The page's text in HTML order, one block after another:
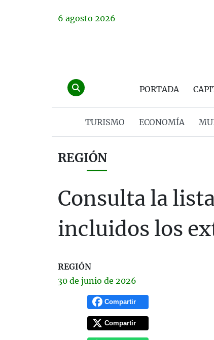
6 agosto 2026
PORTADA
TURISMO ECONOMÍA
REGIÓN
Consulta la
incluidos los
REGIÓN
30 de junio de 2026
Compartir
Compartir